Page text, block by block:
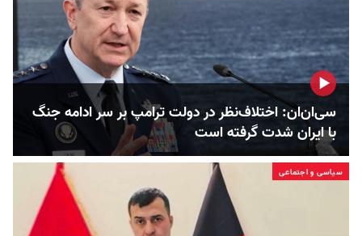
سی‌ان‌ان: اختلاف‌نظر در دولت ترامپ بر سر ادامه جنگ
با ایران شدت گرفته است
سیاسی و اجتماعی